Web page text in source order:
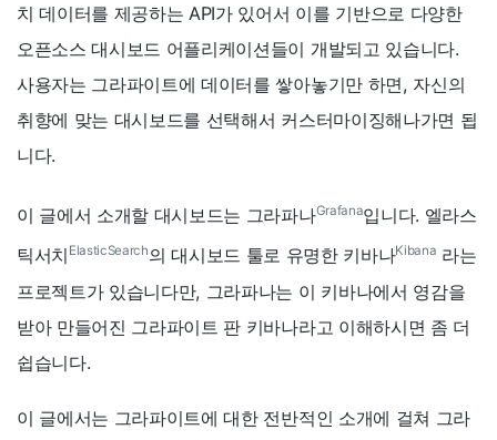
치 데이터를 제공하는 API가 있어서 이를 기반으로 다양한
오픈소스 대시보드 어플리케이션들이 개발되고 있습니다.
사용자는 그라파이트에 데이터를 쌓아놓기만 하면, 자신의
취향에 맞는 대시보드를 선택해서 커스터마이징해나가면 됩
니다.
이 글에서 소개할 대시보드는 그라파나Grafana입니다. 엘라스
틱서치 ElasticSearch의 대시보드 툴로 유명한 키바나Kibana 라는
프로젝트가 있습니다만, 그라파나는 이 키바나에서 영감을
받아 만들어진 그라파이트 판 키바나라고 이해하시면 좀 더
쉽습니다.
이 글에서는 그라파이트에 대한 전반적인 소개에 걸쳐 그라